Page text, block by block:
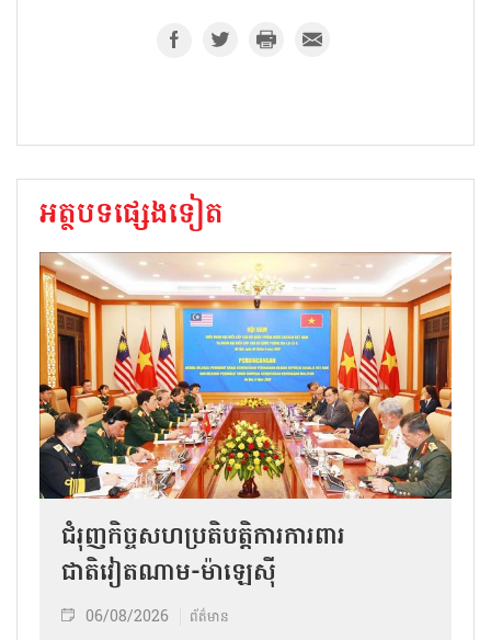
អត្ថបទផ្សេងទៀត
ជំរុញកិច្ចសហប្រតិបត្តិការការពារ
ជាតិវៀតណាម-ម៉ាឡេស៊ី
06/08/2026 ព័ត៌មាន